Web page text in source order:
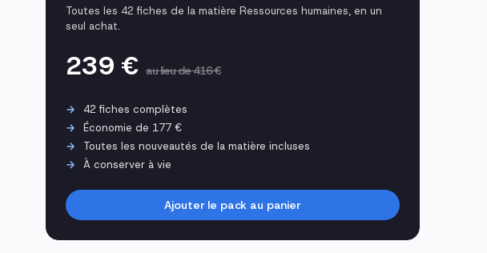
Toutes les 42 fiches de la matière Ressources humaines, en un
seul achat.
239 €au lieu de 416 €
42 fiches complètes
Économie de 177 €
Toutes les nouveautés de la matière incluses
À conserver à vie
Ajouter le pack au panier